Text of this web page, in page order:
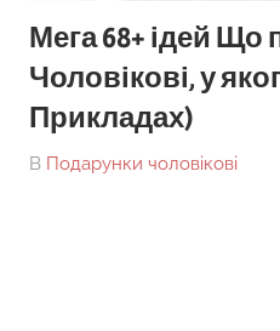
Мега 68+ ідей Що
Чоловікові, у
Прикладах)
On
By
В Подарунки чоловікові